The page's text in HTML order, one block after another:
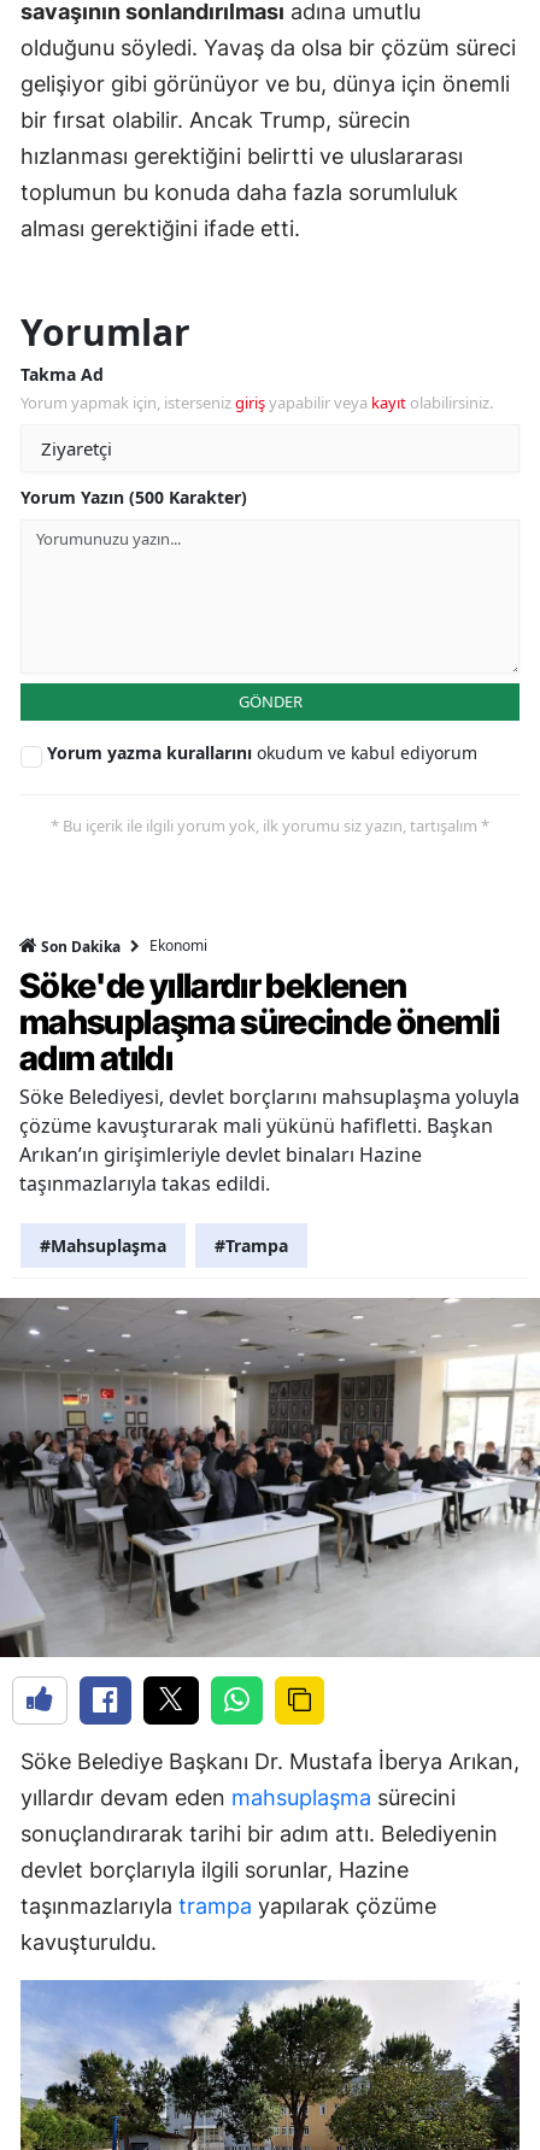
savaşının sonlandırılması adına umutlu
olduğunu söyledi. Yavaş da olsa bir çözüm süreci
gelişiyor gibi görünüyor ve bu, dünya için önemli
bir fırsat olabilir. Ancak Trump, sürecin
hızlanması gerektiğini belirtti ve uluslararası
toplumun bu konuda daha fazla sorumluluk
alması gerektiğini ifade etti.
Yorumlar
Takma Ad
Yorum yapmak için, istersenizgirişyapabilir veya kayıt olabilirsiniz.
Yorum Yazın (500 Karakter)
GÖNDER
Yorum yazma kurallarını okudum ve kabul ediyorum
* Bu içerik ile ilgili yorum yok, ilk yorumu siz yazın, tartışalım *
Son Dakika Ekonomi
Söke'de yıllardır beklenen
mahsuplaşma sürecinde önemli
adım atıldı
Söke Belediyesi, devlet borçlarını mahsuplaşma yoluyla
çözüme kavuşturarak mali yükünü hafifletti. Başkan
Arıkan’ın girişimleriyle devlet binaları Hazine
taşınmazlarıyla takas edildi.
#Mahsuplaşma #Trampa
Söke Belediye Başkanı Dr. Mustafa İberya Arıkan,
yıllardır devam eden mahsuplaşma sürecini
sonuçlandırarak tarihi bir adım attı. Belediyenin
devlet borçlarıyla ilgili sorunlar, Hazine
taşınmazlarıyla trampa yapılarak çözüme
kavuşturuldu.